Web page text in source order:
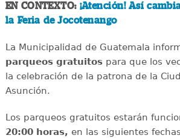
EN CONTEXTO:¡Atención! Así
la Feria de Jocotenango
La Municipalidad de Guatemala
parqueos gratuitospara que los
la celebración de la patrona de la
Asunción.
Los parqueos gratuitos estarán
20:00 horas, en las siguientes